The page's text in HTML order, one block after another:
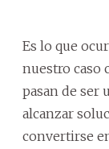
Es lo que
nuestro caso
pasan de ser
alcanzar
convertirse